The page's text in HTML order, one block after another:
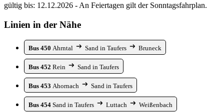
gültig bis: 12.12.2026 - An Feiertagen gilt der Sonntagsfahrplan.
Linien in der Nähe
Bus 450 Ahrntal Sand in Taufers Bruneck
Bus 452 Rein Sand in Taufers
Bus 453 Ahornach Sand in Taufers
Bus 454 Sand in Taufers Luttach Weißenbach